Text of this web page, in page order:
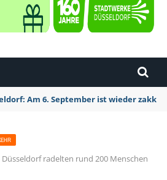
Kalkum: Bei
Düsseldorf radelten rund 200 Menschen